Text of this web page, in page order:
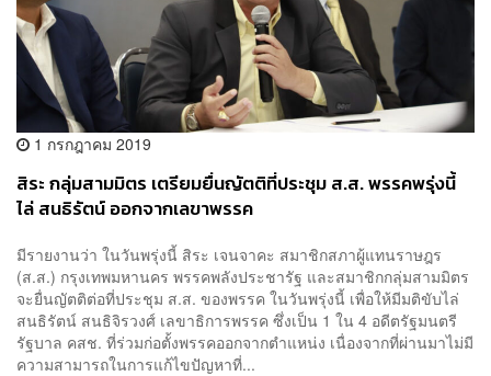
1 กรกฎาคม 2019
สิระ กลุ่มสามมิตร เตรียมยื่นญัตติที่ประชุม ส.ส. พรรคพรุ่งนี้
ไล่ สนธิรัตน์ ออกจากเลขาพรรค
มีรายงานว่า ในวันพรุ่งนี้ สิระ เจนจาคะ สมาชิกสภาผู้แทนราษฎร
(ส.ส.) กรุงเทพมหานคร พรรคพลังประชารัฐ และสมาชิกกลุ่มสามมิตร
จะยื่นญัตติต่อที่ประชุม ส.ส. ของพรรค ในวันพรุ่งนี้ เพื่อให้มีมติขับไล่
สนธิรัตน์ สนธิจิรวงศ์ เลขาธิการพรรค ซึ่งเป็น 1 ใน 4 อดีตรัฐมนตรี
รัฐบาล คสช. ที่ร่วมก่อตั้งพรรคออกจากตำแหน่ง เนื่องจากที่ผ่านมาไม่มี
ความสามารถในการแก้ไขปัญหาที่...